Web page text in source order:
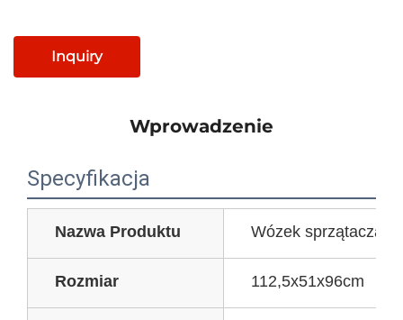
Inquiry
Wprowadzenie
Specyfikacja
Nazwa Produktu Wózek sprzątacza
Rozmiar 112,5x51x96cm